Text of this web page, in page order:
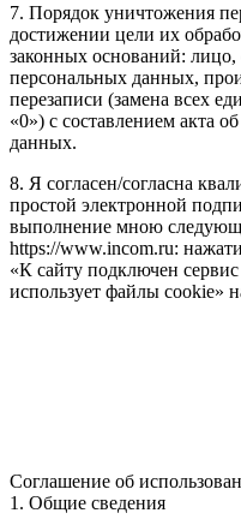
7. Порядок уничтожения
достижении цели их
законных оснований: лицо,
персональных данных,
перезаписи (замена всех
«0») с составлением акта
данных.
8. Я согласен/согласна
простой электронной
выполнение мною
https://www.incom.ru:
«К сайту подключен
использует файлы cookie»
Соглашение об
1. Общие сведения